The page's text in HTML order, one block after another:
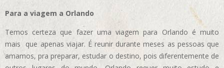
Para a viagem a Orlando
Temos certeza que fazer uma viagem para Orlando é muito
mais que apenas viajar. É reunir durante meses as pessoas que
amamos, pra preparar, estudar o destino, pois diferentemente de